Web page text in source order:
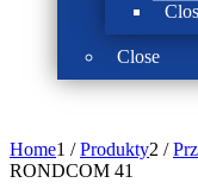
Close
Home1 / Produkty2 /
RONDCOM 41